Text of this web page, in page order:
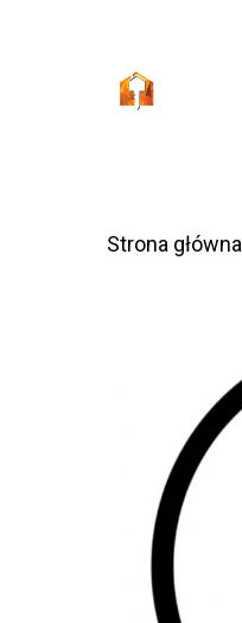
Strona główna